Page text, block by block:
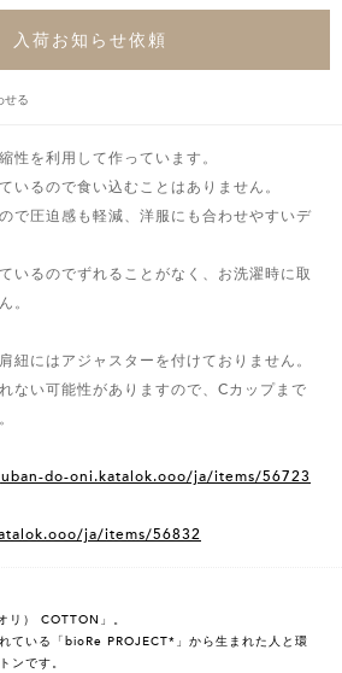
入荷お知らせ依頼
せる
性を利用して作っています。
いるので食い込むことはありません。
で圧迫感も軽減、洋服にも合わせやすいデ
いるのでずれることがなく、お洗濯時に取
。
紐にはアジャスターを付けておりません。
ない可能性がありますので、Cカップまで
do-oni.katalok.ooo/ja/items/56723
ja/items/56832
リ） COTTON」。
ている「bioRe PROJECT*」から生まれた人と環
ンです。